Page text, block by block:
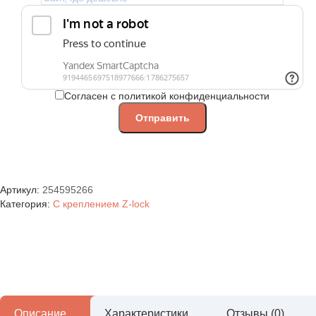
Согласен с политикой конфиденциальности
Артикул: 254595266
Категория: С креплением Z-lock
Описание Характеристики Отзывы (0)